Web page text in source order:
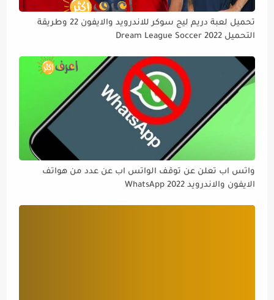
تحميل لعبة دريم ليج سوكر للاندرويد والايفون 22 وطريقة
التحميل Dream League Soccer 2022
واتس اب تعلن عن توقف الواتس اب عن عدد من هواتف
الايفون والاندرويد WhatsApp 2022